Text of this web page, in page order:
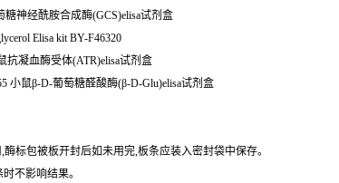
神经酰胺合成酶(GCS)elisa试剂盒
Elisa kit BY-F46320
抗凝血酶受体(ATR)elisa试剂盒
小鼠β-D-葡萄糖醛酸酶(β-D-Glu)elisa试剂盒
标包被板开封后如未用完,板条应装入密封袋中保存。
不影响结果。